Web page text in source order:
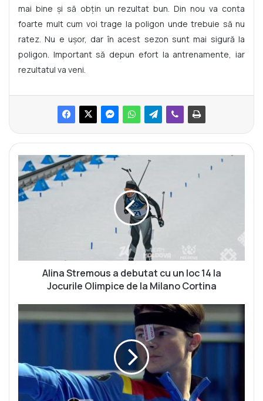
mai bine și să obțin un rezultat bun. Din nou va conta
foarte mult cum voi trage la poligon unde trebuie să nu
ratez. Nu e ușor, dar în acest sezon sunt mai sigură la
poligon. Important să depun efort la antrenamente, iar
rezultatul va veni.
A
l
i
n
e
s
a
u
a
Alina Stremous a debutat cu un loc 14 la
Jocurile Olimpice de la Milano Cortina
Ț
i
a
ș
l